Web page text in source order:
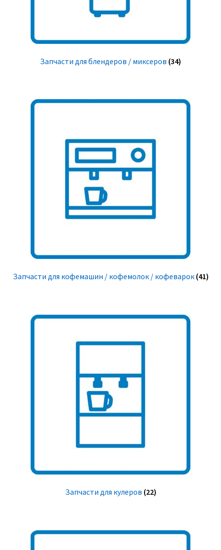
Запчасти для блендеров / миксеров (34)
Запчасти для кофемашин / кофемолок / кофеварок (41)
Запчасти для кулеров (22)